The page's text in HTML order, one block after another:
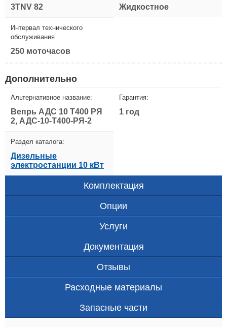
3TNV 82 Жидкостное
Интервал технического
обслуживания
250 моточасов
Дополнительно
Альтернативное название:
Вепрь АДС 10 Т400 РЯ
2, АДС-10-Т400-РЯ-2
Гарантия:
1 год
Раздел каталога:
Дизельные
электростанции 10 кВт
Комплектация
Опции
Услуги
Документация
Отзывы
Расходные материалы
Запасные части